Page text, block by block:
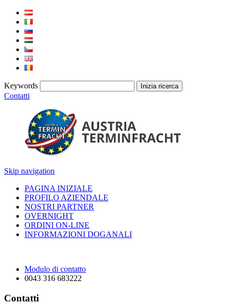
Keywords
Contatti
Skip navigation
PAGINA INIZIALE
PROFILO AZIENDALE
NOSTRI PARTNER
OVERNIGHT
ORDINI ON-LINE
INFORMAZIONI DOGANALI
Modulo di contatto
0043 316 683222
Contatti